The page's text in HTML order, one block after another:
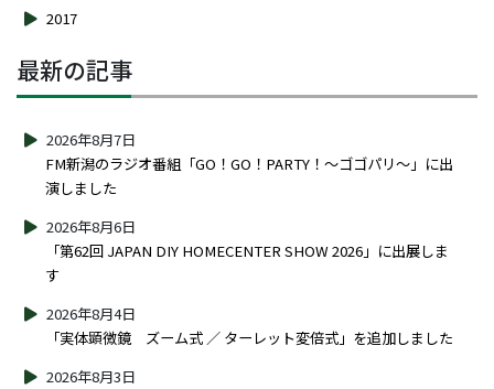
2017
最新の記事
FM新潟のラジオ番組「GO！GO！PARTY！～ゴゴパリ～」に出
演しました
2026年8月7日
「第62回 JAPAN DIY HOMECENTER SHOW 2026」に出展しま
す
2026年8月6日
「実体顕微鏡 ズーム式 ／ ターレット変倍式」を追加しました
2026年8月4日
2026年8月3日